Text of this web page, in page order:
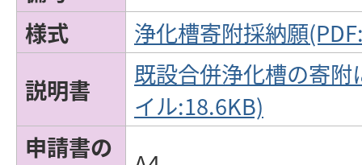
様式
浄化槽寄附採納願
説明書
既設合併浄化槽の寄
イル:18.6KB)
申請書の